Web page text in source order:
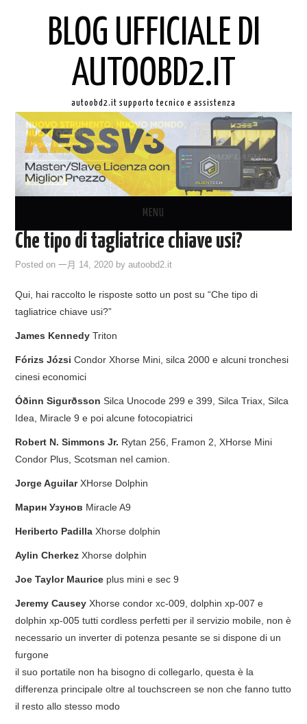
BLOG UFFICIALE DI
AUTOOBD2.IT
autoobd2.it supporto tecnico e assistenza
MENU
ORIGINALE LAUNCH X431
ECU PROGRAMMATORE
ALIENTECH KESS V3
XHORSE VVDI
Che tipo di tagliatrice chiave usi?
Posted on一月 14, 2020 byautoobd2.it
Qui, hai raccolto le risposte sotto un post su “Che tipo di
tagliatrice chiave usi?”
James Kennedy Triton
Fórizs Józsi Condor Xhorse Mini, silca 2000 e alcuni tronchesi
cinesi economici
Óðinn Sigurðsson Silca Unocode 299 e 399, Silca Triax, Silca
Idea, Miracle 9 e poi alcune fotocopiatrici
Robert N. Simmons Jr. Rytan 256, Framon 2, XHorse Mini
Condor Plus, Scotsman nel camion.
Jorge AguilarXHorse Dolphin
Марин Узунов Miracle A9
Heriberto Padilla Xhorse dolphin
Aylin CherkezXhorse dolphin
Joe Taylor Maurice plus mini e sec 9
Jeremy Causey Xhorse condor xc-009, dolphin xp-007 e
dolphin xp-005 tutti cordless perfetti per il servizio mobile, non è
necessario un inverter di potenza pesante se si dispone di un
furgone
il suo portatile non ha bisogno di collegarlo, questa è la
differenza principale oltre al touchscreen se non che fanno tutto
il resto allo stesso modo